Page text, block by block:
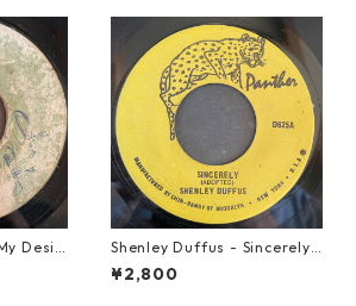
Desir
Shenley Duffus - Sincerely
【7-22021】
¥2,800